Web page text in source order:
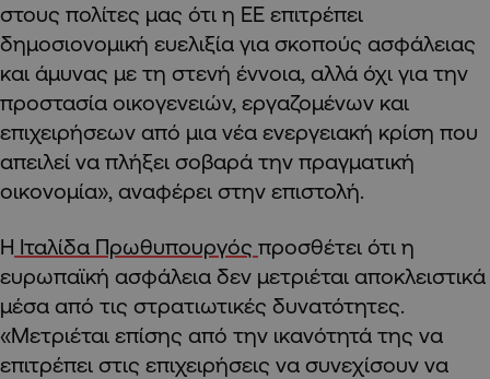
στους πολίτες μας ότι η ΕΕ επιτρέπει
δημοσιονομική ευελιξία για σκοπούς ασφάλειας
και άμυνας με τη στενή έννοια, αλλά όχι για την
προστασία οικογενειών, εργαζομένων και
επιχειρήσεων από μια νέα ενεργειακή κρίση που
απειλεί να πλήξει σοβαρά την πραγματική
οικονομία», αναφέρει στην επιστολή.
Η Ιταλίδα Πρωθυπουργός προσθέτει ότι η
ευρωπαϊκή ασφάλεια δεν μετριέται αποκλειστικά
μέσα από τις στρατιωτικές δυνατότητες.
«Μετριέται επίσης από την ικανότητά της να
επιτρέπει στις επιχειρήσεις να συνεχίσουν να